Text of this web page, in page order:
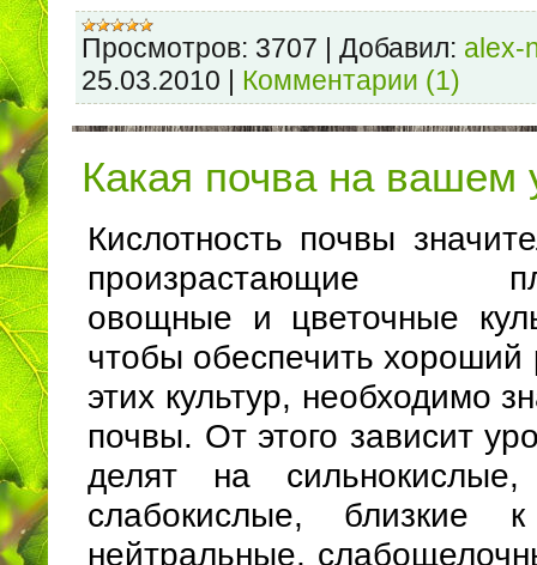
Просмотров: 3707 Добавил: alex-
25.03.2010
Комментарии (1)
Какая почва на вашем
Кислотность почвы
произрастающие
овощные и цветочные
чтобы обеспечить хороший
этих культур, необходимо
почвы. От этого зависит
делят на сильнокислые,
слабокислые, близкие
нейтральные,